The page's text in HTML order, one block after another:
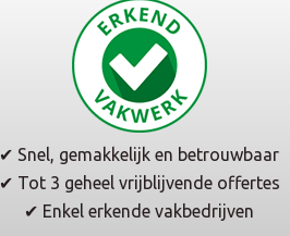
✔ Snel, gemakkelijk en betrouwbaar
✔ Tot 3 geheel vrijblijvende offertes
✔ Enkel erkende vakbedrijven